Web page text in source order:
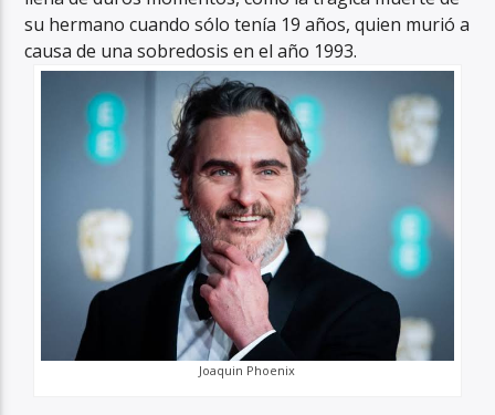
su hermano cuando sólo tenía 19 años, quien murió a
causa de una sobredosis en el año 1993.
Joaquin Phoenix